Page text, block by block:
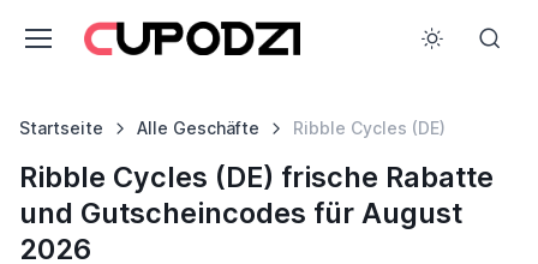
Startseite Alle Geschäfte Ribble Cycles (DE)
Ribble Cycles (DE) frische Rabatte
und Gutscheincodes für August
2026